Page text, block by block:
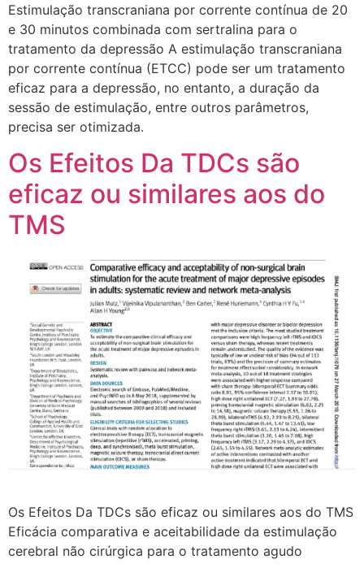
Estimulação transcraniana por corrente contínua de 20
e 30 minutos combinada com sertralina para o
tratamento da depressão A estimulação transcraniana
por corrente contínua (ETCC) pode ser um tratamento
eficaz para a depressão, no entanto, a duração da
sessão de estimulação, entre outros parâmetros,
precisa ser otimizada.
Os Efeitos Da TDCs são
eficaz ou similares aos do
TMS
Os Efeitos Da TDCs são eficaz ou similares aos do TMS
Eficácia comparativa e aceitabilidade da estimulação
cerebral não cirúrgica para o tratamento agudo